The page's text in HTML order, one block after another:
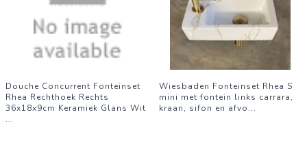
Douche Concurrent Fonteinset
Rhea Rechthoek Rechts
36x18x9cm Keramiek Glans Wit
...
Wiesbaden Fonteinset Rhea S
mini met fontein links carrara,
kraan, sifon en afvo...